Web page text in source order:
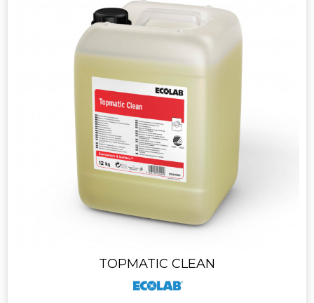
TOPMATIC CLEAN